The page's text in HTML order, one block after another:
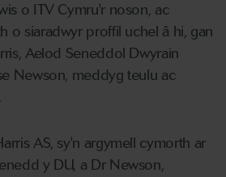
o ITV Cymru'r noson, ac
o siaradwyr proffil uchel â hi, gan
Aelod Seneddol Dwyrain
Newson, meddyg teulu ac
AS, sy'n argymell cymorth ar
y DU, a Dr Newson,